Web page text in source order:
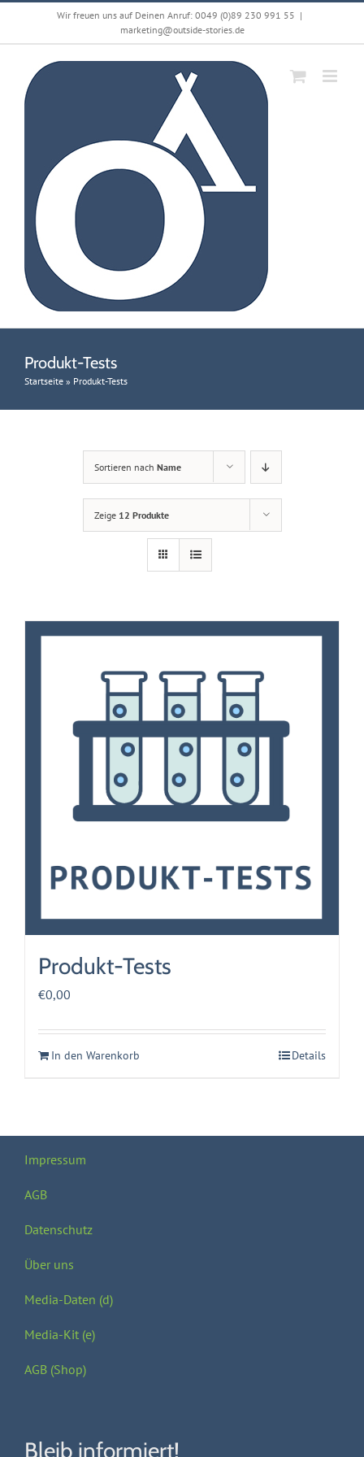
Wir freuen uns auf Deinen Anruf: 0049 (0)89 230 991 55 |
marketing@outside-stories.de
Produkt-Tests
Startseite » Produkt-Tests
Sortieren nach Name
Zeige 12 Produkte
Produkt-Tests
€0,00
In den Warenkorb Details
Impressum
AGB
Datenschutz
Über uns
Media-Daten (d)
Media-Kit (e)
AGB (Shop)
Bleib informiert!